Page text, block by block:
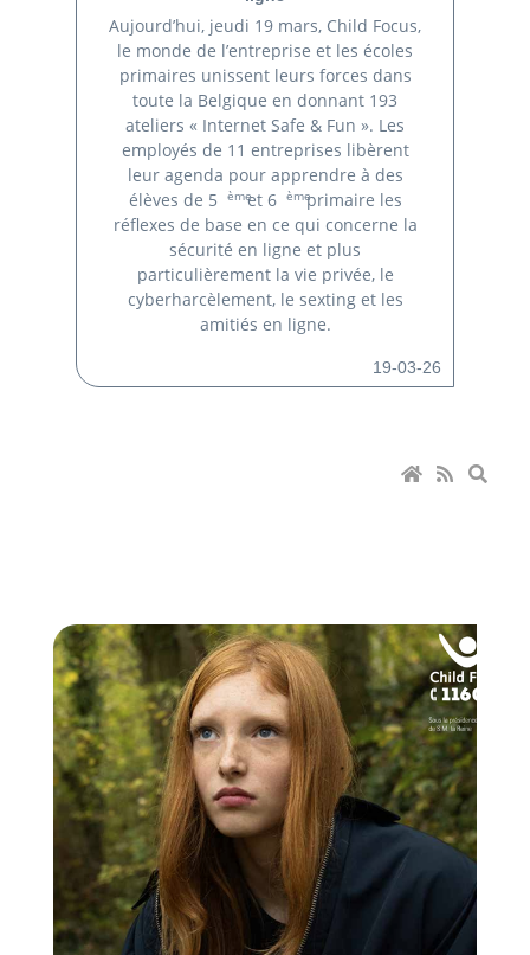
Aujourd’hui, jeudi 19 mars, Child Focus,
le monde de l’entreprise et les écoles
primaires unissent leurs forces dans
toute la Belgique en donnant 193
ateliers « Internet Safe & Fun ». Les
employés de 11 entreprises libèrent
leur agenda pour apprendre à des
élèves de 5
èmeet 6 èmeprimaire les
réflexes de base en ce qui concerne la
sécurité en ligne et plus
particulièrement la vie privée, le
cyberharcèlement, le sexting et les
amitiés en ligne.
19-03-26